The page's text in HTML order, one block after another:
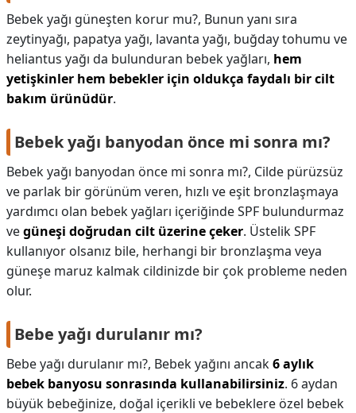
Bebek yağı güneşten korur mu?, Bunun yanı sıra
zeytinyağı, papatya yağı, lavanta yağı, buğday tohumu ve
heliantus yağı da bulunduran bebek yağları, hem
yetişkinler hem bebekler için oldukça faydalı bir cilt
bakım ürünüdür.
Bebek yağı banyodan önce mi sonra mı?
Bebek yağı banyodan önce mi sonra mı?, Cilde pürüzsüz
ve parlak bir görünüm veren, hızlı ve eşit bronzlaşmaya
yardımcı olan bebek yağları içeriğinde SPF bulundurmaz
vegüneşi doğrudan cilt üzerine çeker. Üstelik SPF
kullanıyor olsanız bile, herhangi bir bronzlaşma veya
güneşe maruz kalmak cildinizde bir çok probleme neden
olur.
Bebe yağı durulanır mı?
Bebe yağı durulanır mı?, Bebek yağını ancak6 aylık
bebek banyosu sonrasında kullanabilirsiniz. 6 aydan
büyük bebeğinize, doğal içerikli ve bebeklere özel bebek